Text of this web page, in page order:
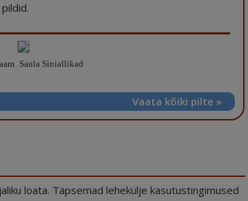
Saula Siniallikad
Vaata kõiki pilte »
loata. Täpsemad lehekülje kasutustingimused